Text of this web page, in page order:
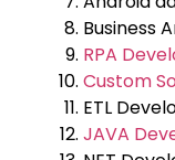
Business
RPA
Custom
ETL
JAVA